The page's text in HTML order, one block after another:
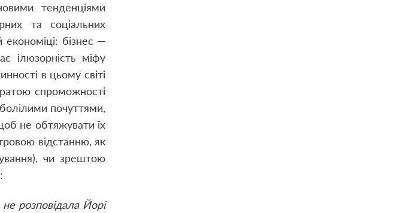
тенденціями
та соціальних
бізнес ─
ілюзорність міфу
в цьому світі
спроможності
почуттями,
не обтяжувати їх
відстанню, як
чи зрештою
розповідала Йорі